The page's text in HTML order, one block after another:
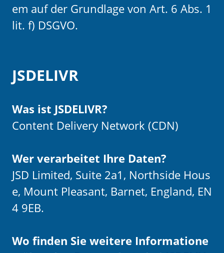
em auf der Grundlage von Art. 6 Abs. 1
lit. f) DSGVO.
JSDELIVR
Was ist JSDELIVR?
Content Delivery Network (CDN)
Wer verarbeitet Ihre Daten?
JSD Limited, Suite 2a1, Northside Hous
e, Mount Pleasant, Barnet, England, EN
4 9EB.
Wo finden Sie weitere Informatione